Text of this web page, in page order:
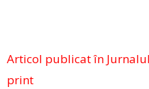
Articol publicat în
print